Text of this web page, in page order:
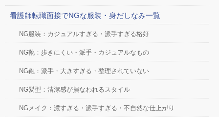
看護師転職面接でNGな服装・身だしなみ一覧
NG服装：カジュアルすぎる・派手すぎる格好
NG靴：歩きにくい・派手・カジュアルなもの
NG鞄：派手・大きすぎる・整理されていない
NG髪型：清潔感が損なわれるスタイル
NGメイク：濃すぎる・派手すぎる・不自然な仕上がり